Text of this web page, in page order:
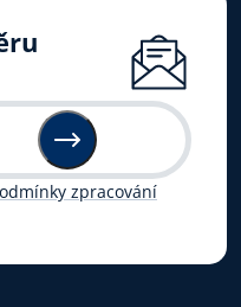
zpracování